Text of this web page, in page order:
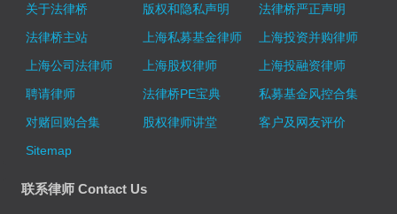
关于法律桥 版权和隐私声明
法律桥严正声明
法律桥主站
上海私募基金律师
上海投资并购律师
上海公司法律师
上海股权律师
上海投融资律师
聘请律师
法律桥PE宝典
私募基金风控合集
对赌回购合集
股权律师讲堂
客户及网友评价
Sitemap
联系律师 Contact Us